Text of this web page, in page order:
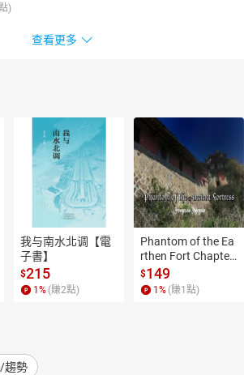
)
查看更多
我与南水北调【電
子書】
$215
1 % (賺2點)
Phantom of the Ea
rthen Fort Chapter
4【有聲書】
$149
1 % (賺1 點)
趨勢